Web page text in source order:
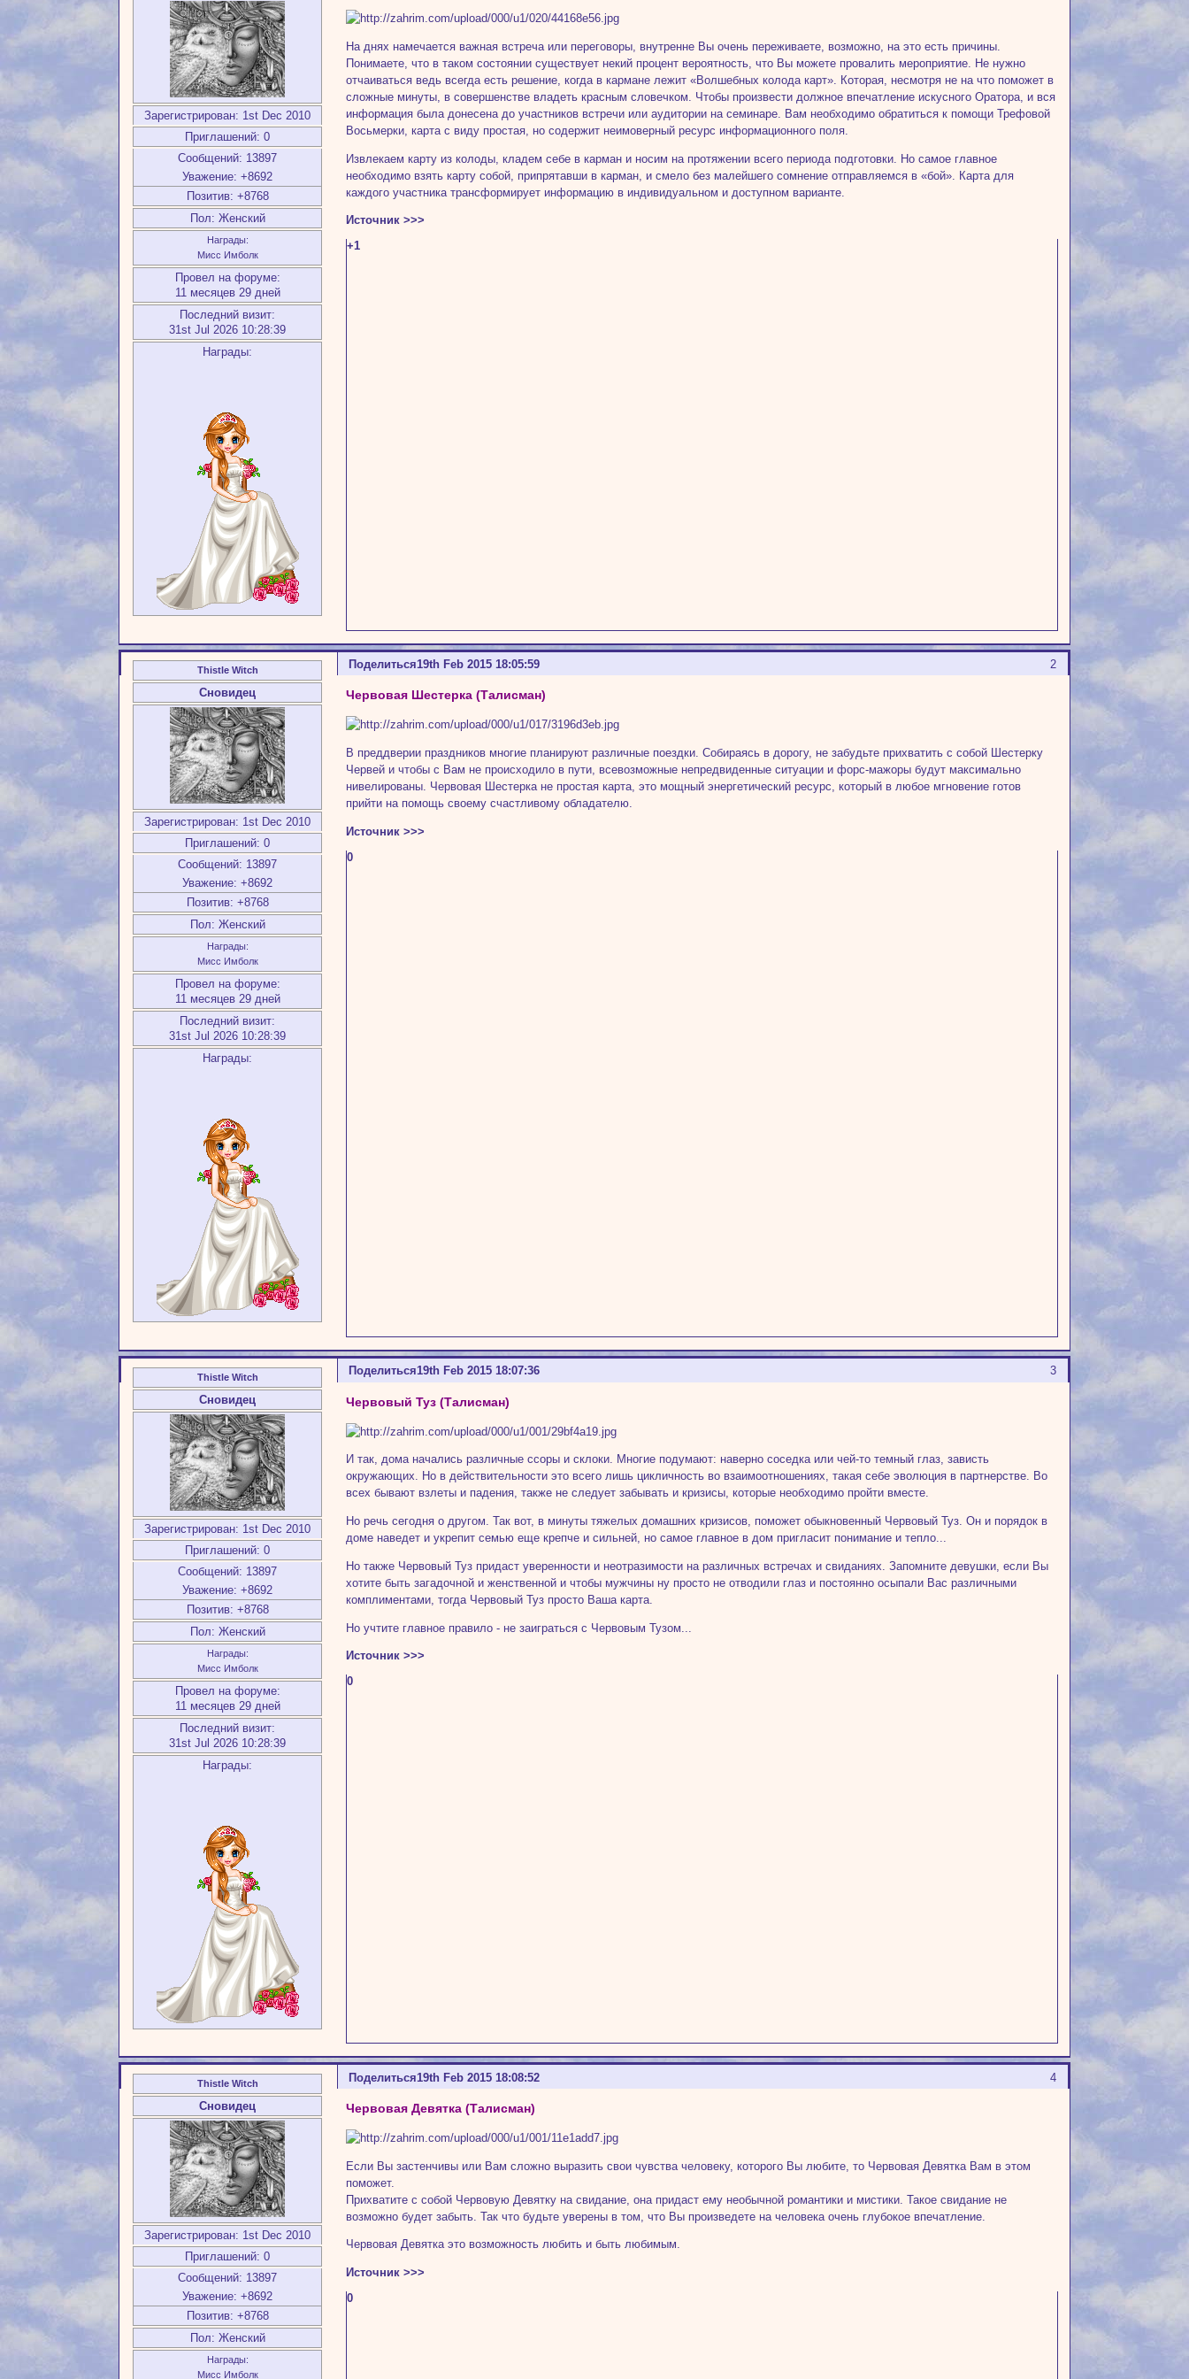
Зарегистрирован: 1st Dec 2010
Приглашений: 0
Сообщений: 13897
Уважение: +8692
Позитив: +8768
Пол: Женский
Награды:
Мисс Имболк
Провел на форуме:
11 месяцев 29 дней
Последний визит:
31st Jul 2026 10:28:39
Награды:
На днях намечается важная встреча или переговоры, внутренне Вы очень переживаете, возможно, на это есть причины.
Понимаете, что в таком состоянии существует некий процент вероятность, что Вы можете провалить мероприятие. Не нужно
отчаиваться ведь всегда есть решение, когда в кармане лежит «Волшебных колода карт». Которая, несмотря не на что поможет в
сложные минуты, в совершенстве владеть красным словечком. Чтобы произвести должное впечатление искусного Оратора, и вся
информация была донесена до участников встречи или аудитории на семинаре. Вам необходимо обратиться к помощи Трефовой
Восьмерки, карта с виду простая, но содержит неимоверный ресурс информационного поля.
Извлекаем карту из колоды, кладем себе в карман и носим на протяжении всего периода подготовки. Но самое главное
необходимо взять карту собой, припрятавши в карман, и смело без малейшего сомнение отправляемся в «бой». Карта для
каждого участника трансформирует информацию в индивидуальном и доступном варианте.
Источник >>>
+1
Поделиться 2
19th Feb 2015 18:05:59
Thistle Witch
Сновидец
Зарегистрирован: 1st Dec 2010
Приглашений: 0
Сообщений: 13897
Уважение: +8692
Позитив: +8768
Пол: Женский
Награды:
Мисс Имболк
Провел на форуме:
11 месяцев 29 дней
Последний визит:
31st Jul 2026 10:28:39
Награды:
Червовая Шестерка (Талисман)
В преддверии праздников многие планируют различные поездки. Собираясь в дорогу, не забудьте прихватить с собой Шестерку
Червей и чтобы с Вам не происходило в пути, всевозможные непредвиденные ситуации и форс-мажоры будут максимально
нивелированы. Червовая Шестерка не простая карта, это мощный энергетический ресурс, который в любое мгновение готов
прийти на помощь своему счастливому обладателю.
Источник >>>
0
Поделиться 3
19th Feb 2015 18:07:36
Thistle Witch
Сновидец
Зарегистрирован: 1st Dec 2010
Приглашений: 0
Сообщений: 13897
Уважение: +8692
Позитив: +8768
Пол: Женский
Награды:
Мисс Имболк
Провел на форуме:
11 месяцев 29 дней
Последний визит:
31st Jul 2026 10:28:39
Награды:
Червовый Туз (Талисман)
И так, дома начались различные ссоры и склоки. Многие подумают: наверно соседка или чей-то темный глаз, зависть
окружающих. Но в действительности это всего лишь цикличность во взаимоотношениях, такая себе эволюция в партнерстве. Во
всех бывают взлеты и падения, также не следует забывать и кризисы, которые необходимо пройти вместе.
Но речь сегодня о другом. Так вот, в минуты тяжелых домашних кризисов, поможет обыкновенный Червовый Туз. Он и порядок в
доме наведет и укрепит семью еще крепче и сильней, но самое главное в дом пригласит понимание и тепло...
Но также Червовый Туз придаст уверенности и неотразимости на различных встречах и свиданиях. Запомните девушки, если Вы
хотите быть загадочной и женственной и чтобы мужчины ну просто не отводили глаз и постоянно осыпали Вас различными
комплиментами, тогда Червовый Туз просто Ваша карта.
Но учтите главное правило - не заиграться с Червовым Тузом...
Источник >>>
0
Поделиться 4
19th Feb 2015 18:08:52
Thistle Witch
Сновидец
Зарегистрирован: 1st Dec 2010
Приглашений: 0
Сообщений: 13897
Уважение: +8692
Позитив: +8768
Пол: Женский
Награды:
Мисс Имболк
Червовая Девятка (Талисман)
Если Вы застенчивы или Вам сложно выразить свои чувства человеку, которого Вы любите, то Червовая Девятка Вам в этом
поможет.
Прихватите с собой Червовую Девятку на свидание, она придаст ему необычной романтики и мистики. Такое свидание не
возможно будет забыть. Так что будьте уверены в том, что Вы произведете на человека очень глубокое впечатление.
Червовая Девятка это возможность любить и быть любимым.
Источник >>>
0